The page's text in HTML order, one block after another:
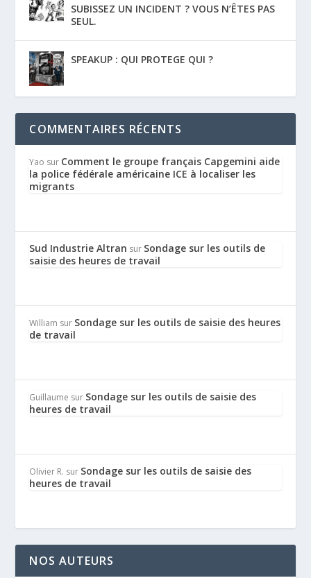
SUBISSEZ UN INCIDENT ? VOUS N’ÊTES PAS
SEUL.
SPEAKUP : QUI PROTEGE QUI ?
COMMENTAIRES RÉCENTS
Yao sur Comment le groupe français Capgemini aide
la police fédérale américaine ICE à localiser les
migrants
Sud Industrie Altran sur Sondage sur les outils de
saisie des heures de travail
William sur Sondage sur les outils de saisie des heures
de travail
Guillaume sur Sondage sur les outils de saisie des
heures de travail
Olivier R. sur Sondage sur les outils de saisie des
heures de travail
NOS AUTEURS